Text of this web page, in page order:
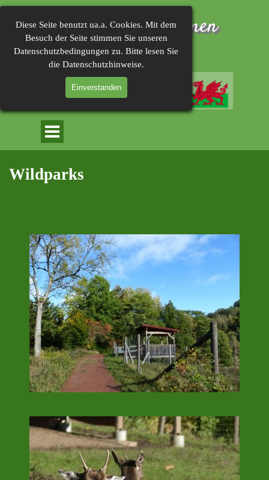
Diese Seite benutzt ua.a. Cookies. Mit dem
Besuch der Seite stimmen Sie unseren
Datenschutzbedingungen zu. Bitte lesen Sie
die Datenschutzhinweise.
Einverstanden
Direkt zum Seiteninhalt
Herzlich Willkommen
im
Menü überspringen
Wildparks